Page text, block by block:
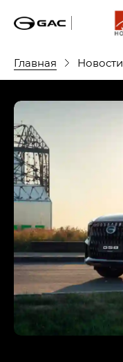
Главная Новости